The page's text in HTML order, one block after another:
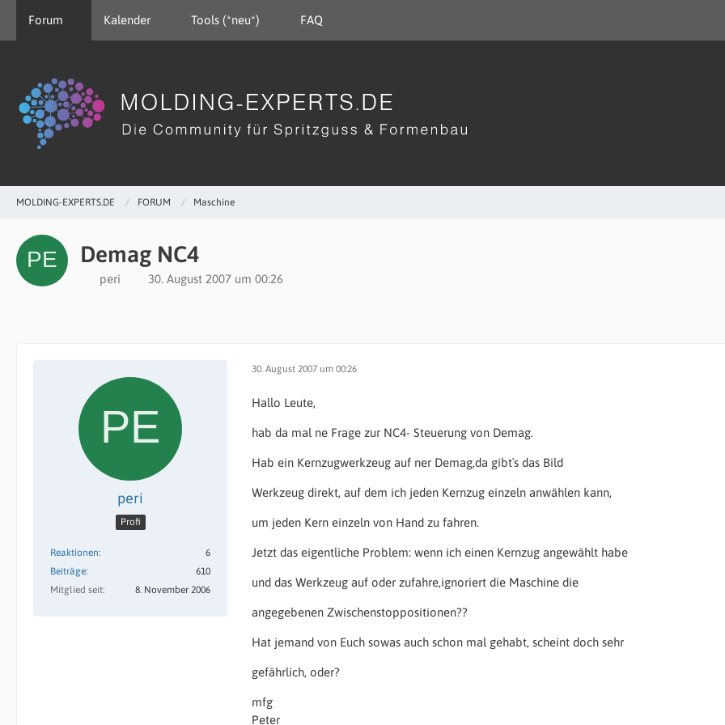
Forum Kalender Tools (*neu*) FAQ
MOLDING-EXPERTS.DE FORUM Maschine
Demag NC4
peri 30. August 2007 um 00:26
peri
Profi
Reaktionen
6
Beiträge
610
Mitglied seit
8. November 2006
30. August 2007 um 00:26
Hallo Leute,
hab da mal ne Frage zur NC4- Steuerung von Demag.
Hab ein Kernzugwerkzeug auf ner Demag,da gibt`s das Bild
Werkzeug direkt, auf dem ich jeden Kernzug einzeln anwählen kann,
um jeden Kern einzeln von Hand zu fahren.
Jetzt das eigentliche Problem: wenn ich einen Kernzug angewählt habe
und das Werkzeug auf oder zufahre,ignoriert die Maschine die
angegebenen Zwischenstoppositionen??
Hat jemand von Euch sowas auch schon mal gehabt, scheint doch sehr
gefährlich, oder?
mfg
Peter